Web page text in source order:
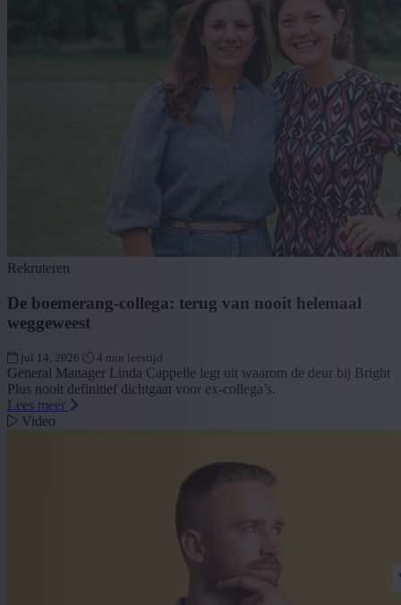
Rekruteren
De boemerang-collega: terug van nooit helemaal
weggeweest
jul 14, 2026 4 min leestijd
General Manager Linda Cappelle legt uit waarom de deur bij Bright
Plus nooit definitief dichtgaat voor ex-collega’s.
Lees meer
Video